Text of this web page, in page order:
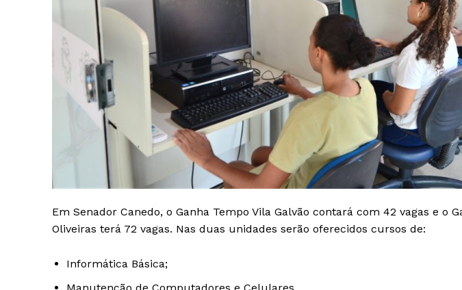
Em Senador Canedo, o Ganha Tempo Vila Galvão contará com 42 vagas e o
Oliveiras terá 72 vagas. Nas duas unidades serão oferecidos cursos de:
Informática Básica;